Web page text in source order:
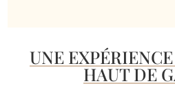
UNE
HAUT DE